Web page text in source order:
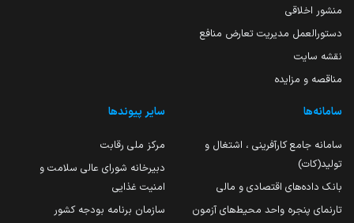
منشور اخلاقی
دستورالعمل مدیریت تعارض منافع
نقشه سایت
مناقصه و مزایده
سامانه‌ها
سامانه جامع کارآفرینی ، اشتغال و
تولید(کات)
بانک داده‌های اقتصادی و مالی
تارنمای پنجره واحد محیط‌های آزمون
سایر پیوندها
مرکز ملی رقابت
دبیرخانه شورای عالی سلامت و
امنیت غذایی
سازمان برنامه بودجه کشور